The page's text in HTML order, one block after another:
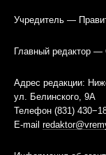
Учредитель —
Главный редактор
Адрес редакции:
ул. Белинского, 9А
Телефон (831)
E-mail